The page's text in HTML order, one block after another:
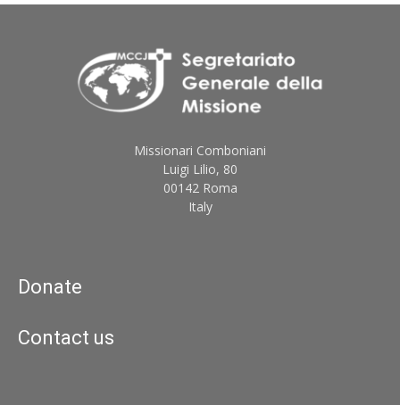
Missionari Comboniani
Luigi Lilio, 80
00142 Roma
Italy
Donate
Contact us